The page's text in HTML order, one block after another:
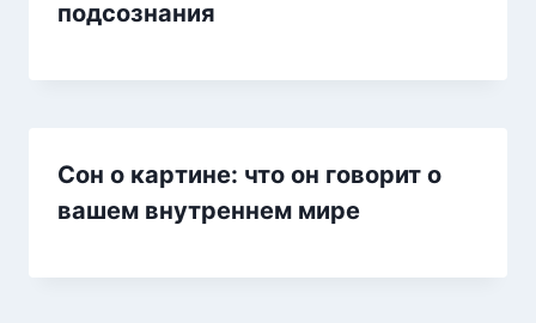
подсознания
Сон о картине: что он говорит о
вашем внутреннем мире